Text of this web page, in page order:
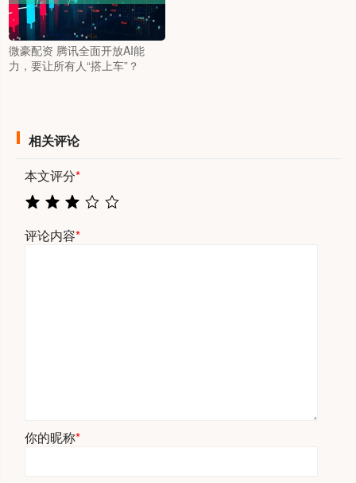
微豪配资 腾讯全面开放AI能
力，要让所有人“搭上车”？
相关评论
本文评分*
评论内容*
你的昵称*